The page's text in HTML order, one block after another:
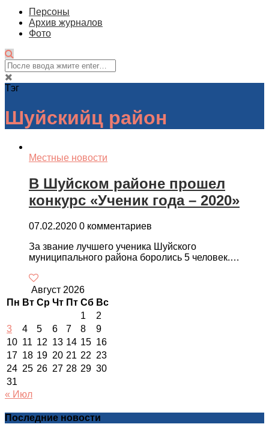
Персоны
Архив журналов
Фото
Тэг
Шуйскийц район
Местные новости
В Шуйском районе прошел
конкурс «Ученик года – 2020»
07.02.2020 0 комментариев
За звание лучшего ученика Шуйского
муниципального района боролись 5 человек.…
Август 2026
Пн Вт Ср Чт Пт Сб Вс
1
2
3
4 5 6 7 8
9
10 11 12 13 14 15 16
17 18 19 20 21 22 23
24 25 26 27 28 29 30
31
« Июл
Последние новости